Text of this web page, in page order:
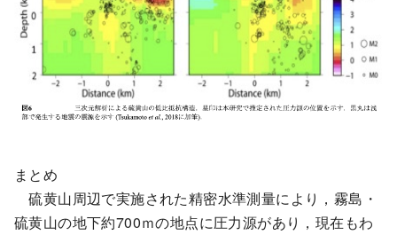
まとめ
硫黄山周辺で実施された精密水準測量により，霧島・
硫黄山の地下約700ｍの地点に圧力源があり，現在もわ